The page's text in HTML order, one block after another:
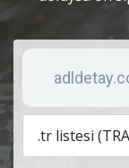
Anahtar kelime